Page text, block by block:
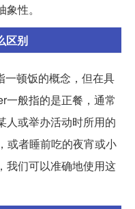
性。
区别
一顿饭的概念，但在具
一般指的是正餐，通常
人或举办活动时所用的
或者睡前吃的夜宵或小
我们可以准确地使用这